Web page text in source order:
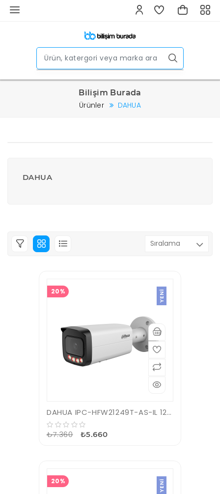
Bilişim Burada
Ürünler DAHUA
DAHUA
20% YENI
DAHUA IPC-HFW21249T-AS-IL 12Mpix, 2,8mm Lens,SD Kart, Smart Dual Light, H265+, 30Mt Gece Görüşü, IP67, Dahili Mikrofon, PoE Bullet IP Kamera
₺7.360 ₺5.660
20% YENI